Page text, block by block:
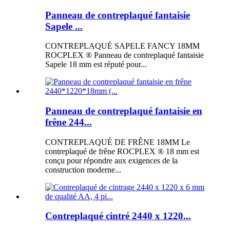
Panneau de contreplaqué fantaisie
Sapele ...
CONTREPLAQUÉ SAPELE FANCY 18MM
ROCPLEX ® Panneau de contreplaqué fantaisie
Sapele 18 mm est réputé pour...
Panneau de contreplaqué fantaisie en
frêne 244...
CONTREPLAQUÉ DE FRÊNE 18MM Le
contreplaqué de frêne ROCPLEX ® 18 mm est
conçu pour répondre aux exigences de la
construction moderne...
Contreplaqué cintré 2440 x 1220...